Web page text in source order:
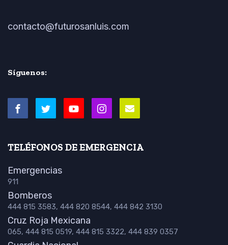
contacto@futurosanluis.com
Síguenos:
TELÉFONOS DE EMERGENCIA
Emergencias
911
Bomberos
444 815 3583, 444 820 8544, 444 842 3130
Cruz Roja Mexicana
065, 444 815 0519, 444 815 3322, 444 839 0357